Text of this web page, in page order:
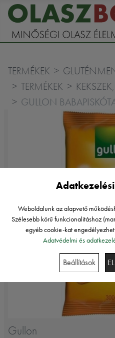
TERMÉKEK
TERMÉKEK
GULLON
Gullon
Weboldalunk az alapvető
Szélesebb körű funkcionalitáshoz
egyéb cookie-kat
Adatvédelmi és
Beállítások